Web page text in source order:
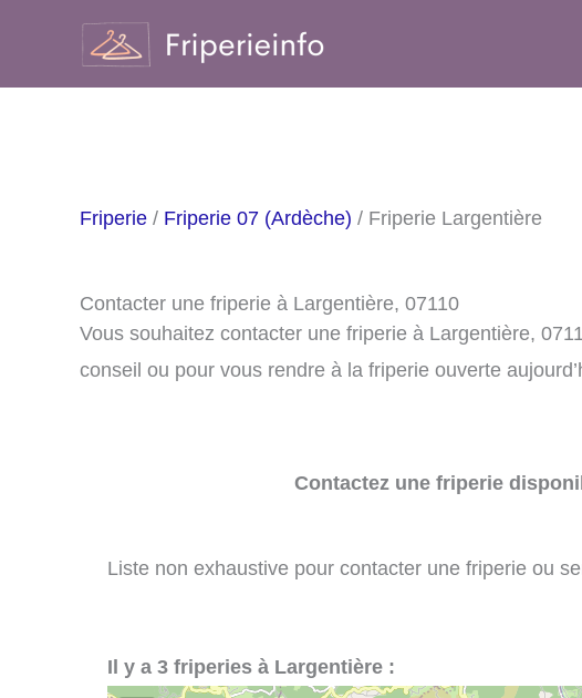
contenu
Friperie / Friperie 07 (Ardèche) / Friperie Largentière
Contacter une friperie à Largentière, 07110
Vous souhaitez contacter une friperie à Largentière,
conseil ou pour vous rendre à la friperie ouverte
Contactez une friperie
Liste non exhaustive pour contacter une friperie ou
Il y a 3 friperies à Largentière :